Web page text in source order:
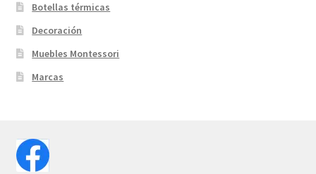
Botellas térmicas
Decoración
Muebles Montessori
Marcas